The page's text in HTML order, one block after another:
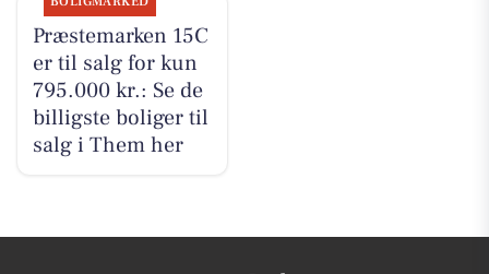
Præstemarken 15C
er til salg for kun
795.000 kr.: Se de
billigste boliger til
salg i Them her